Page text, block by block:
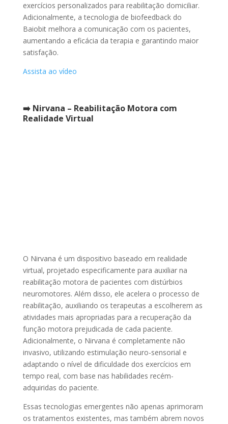
exercícios personalizados para reabilitação domiciliar.
Adicionalmente, a tecnologia de biofeedback do
Baiobit melhora a comunicação com os pacientes,
aumentando a eficácia da terapia e garantindo maior
satisfação.
Assista ao vídeo
➡️ Nirvana – Reabilitação Motora com
Realidade Virtual
O Nirvana é um dispositivo baseado em realidade
virtual, projetado especificamente para auxiliar na
reabilitação motora de pacientes com distúrbios
neuromotores. Além disso, ele acelera o processo de
reabilitação, auxiliando os terapeutas a escolherem as
atividades mais apropriadas para a recuperação da
função motora prejudicada de cada paciente.
Adicionalmente, o Nirvana é completamente não
invasivo, utilizando estimulação neuro-sensorial e
adaptando o nível de dificuldade dos exercícios em
tempo real, com base nas habilidades recém-
adquiridas do paciente.
Essas tecnologias emergentes não apenas aprimoram
os tratamentos existentes, mas também abrem novos